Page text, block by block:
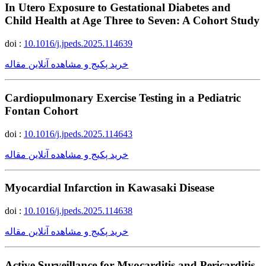
In Utero Exposure to Gestational Diabetes and
Child Health at Age Three to Seven: A Cohort Study
doi : 10.1016/j.jpeds.2025.114639
خرید پکیج و مشاهده آنلاین مقاله
Cardiopulmonary Exercise Testing in a Pediatric
Fontan Cohort
doi : 10.1016/j.jpeds.2025.114643
خرید پکیج و مشاهده آنلاین مقاله
Myocardial Infarction in Kawasaki Disease
doi : 10.1016/j.jpeds.2025.114638
خرید پکیج و مشاهده آنلاین مقاله